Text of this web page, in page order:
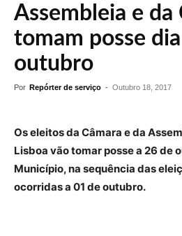
Assembleia e da
tomam posse
outubro
Por Repórter de serviço - Outubro 18, 2017
Os eleitos da Câmara e da
Lisboa vão tomar posse a 26 de
Município, na sequência das
ocorridas a 01 de outubro.